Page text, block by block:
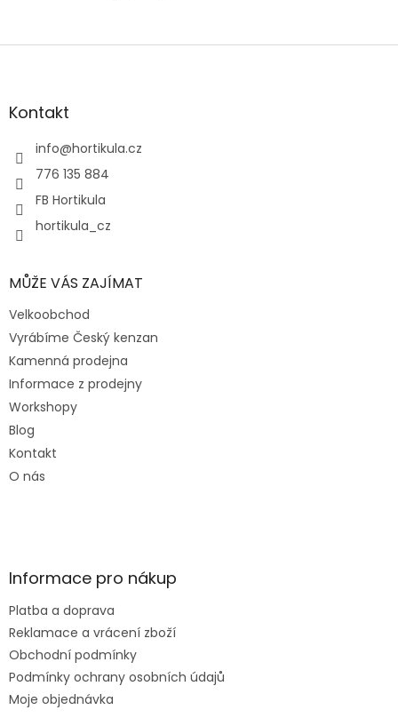
Z
aKontakt
info@hortikula.cz
776 135 884
FB Hortikula
hortikula_cz
MŮŽE VÁS ZAJÍMAT
Velkoobchod
Vyrábíme Český kenzan
Kamenná prodejna
Informace z prodejny
Workshopy
Blog
Kontakt
O nás
Informace pro nákup
Platba a doprava
Reklamace a vrácení zboží
Obchodní podmínky
Podmínky ochrany osobních údajů
Moje objednávka